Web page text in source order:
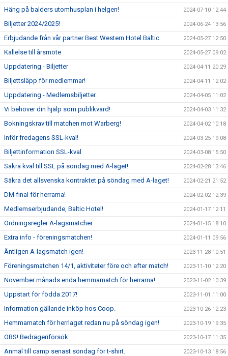
Häng på balders utomhusplan i helgen! 2024-07-10 12:44
Biljetter 2024/2025! 2024-06-24 13:56
Erbjudande från vår partner Best Western Hotel Baltic 2024-05-27 12:50
Kallelse till årsmöte 2024-05-27 09:02
Uppdatering - Biljetter 2024-04-11 20:29
Biljettsläpp för medlemmar! 2024-04-11 12:02
Uppdatering - Medlemsbiljetter. 2024-04-05 11:02
Vi behöver din hjälp som publikvärd! 2024-04-03 11:32
Bokningskrav till matchen mot Warberg! 2024-04-02 10:18
Inför fredagens SSL-kval! 2024-03-25 19:08
Biljettinformation SSL-kval 2024-03-08 15:50
Säkra kval till SSL på söndag med A-laget! 2024-02-28 13:46
Säkra det allsvenska kontraktet på söndag med A-laget! 2024-02-21 21:52
DM-final för herrarna! 2024-02-02 12:39
Medlemserbjudande, Baltic Hotel! 2024-01-17 12:11
Ordningsregler A-lagsmatcher. 2024-01-15 18:10
Extra info - föreningsmatchen! 2024-01-11 09:56
Äntligen A-lagsmatch igen! 2023-11-28 10:51
Föreningsmatchen 14/1, aktiviteter före och efter match! 2023-11-10 12:20
November månads enda hemmamatch för herrarna! 2023-11-02 10:39
Uppstart för födda 2017! 2023-11-01 11:00
Information gällande inköp hos Coop. 2023-10-26 12:23
Hemmamatch för herrlaget redan nu på söndag igen! 2023-10-19 19:35
OBS! Bedrägeriförsök. 2023-10-17 11:35
Anmäl till camp senast söndag för t-shirt. 2023-10-13 18:56